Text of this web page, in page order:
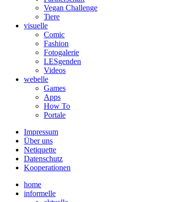
Vegan Challenge
Tiere
visuelle
Comic
Fashion
Fotogalerie
LESgenden
Videos
webelle
Games
Apps
How To
Portale
Impressum
Über uns
Netiquette
Datenschutz
Kooperationen
home
informelle